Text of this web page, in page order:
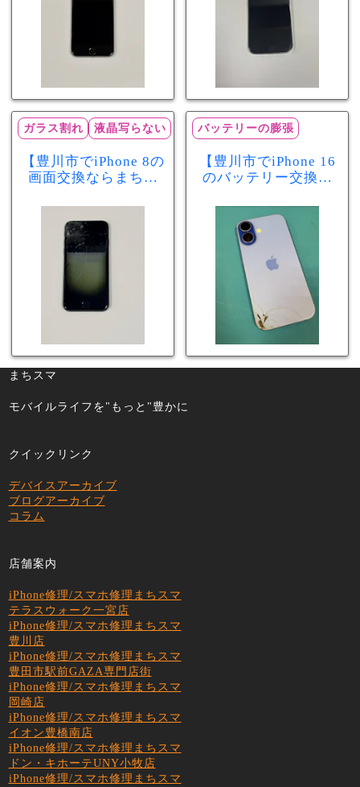
ガラス割れ 液晶写らない
【豊川市でiPhone 8の
画面交換ならまちス
れ・液晶不良も当日
60分で修理可能！
バッテリーの膨張
【豊川市でiPhone 16
のバッテリー交換な
少し膨張したバッテ
リーも当日90分で安
心修理！
まちスマ
モバイルライフを"もっと"豊かに
クイックリンク
デバイスアーカイブ
ブログアーカイブ
コラム
店舗案内
iPhone修理/スマホ修理まちスマ
テラスウォーク一宮店
iPhone修理/スマホ修理まちスマ
豊川店
iPhone修理/スマホ修理まちスマ
豊田市駅前GAZA専門店街
iPhone修理/スマホ修理まちスマ
岡崎店
iPhone修理/スマホ修理まちスマ
イオン豊橋南店
iPhone修理/スマホ修理まちスマ
ドン・キホーテUNY小牧店
iPhone修理/スマホ修理まちスマ